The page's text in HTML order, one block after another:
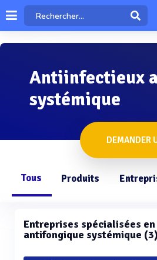
Antiinfectieux
systémique
DEMANDER
Tous Produits
Entreprises spécialisées
antifongique systémique (3)